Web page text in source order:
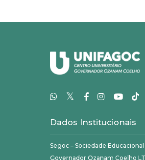
𝕏
Dados Institucionais
Segoc – Sociedade Educacional
Governador Ozanam Coelho